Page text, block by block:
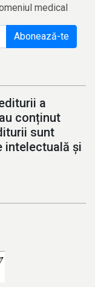
medical
Abonează-te
a
conținut
sunt
intelectuală și